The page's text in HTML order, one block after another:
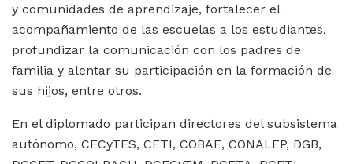
y comunidades de aprendizaje, fortalecer el
acompañamiento de las escuelas a los estudiantes,
profundizar la comunicación con los padres de
familia y alentar su participación en la formación de
sus hijos, entre otros.
En el diplomado participan directores del subsistema
autónomo, CECyTES, CETI, COBAE, CONALEP, DGB,